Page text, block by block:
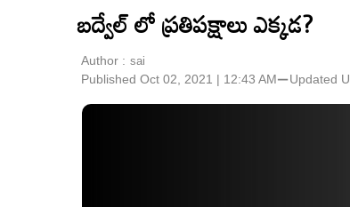
బద్వేల్ లో ప్ర‌తిప‌క్షాలు ఎక్క‌డ‌?
Author : sai
Published Oct 02, 2021 | 12:43 AM⚊Updated